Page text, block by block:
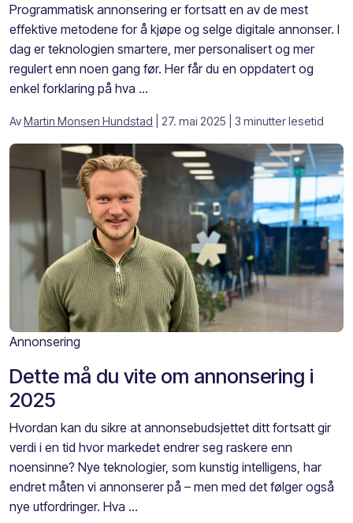
Programmatisk annonsering er fortsatt en av de mest
effektive metodene for å kjøpe og selge digitale annonser. I
dag er teknologien smartere, mer personalisert og mer
regulert enn noen gang før. Her får du en oppdatert og
enkel forklaring på hva ...
AvMartin Monsen Hundstad | 27. mai 2025 | 3 minutter lesetid
Annonsering
Dette må du vite om annonsering i
2025
Hvordan kan du sikre at annonsebudsjettet ditt fortsatt gir
verdi i en tid hvor markedet endrer seg raskere enn
noensinne? Nye teknologier, som kunstig intelligens, har
endret måten vi annonserer på – men med det følger også
nye utfordringer. Hva ...